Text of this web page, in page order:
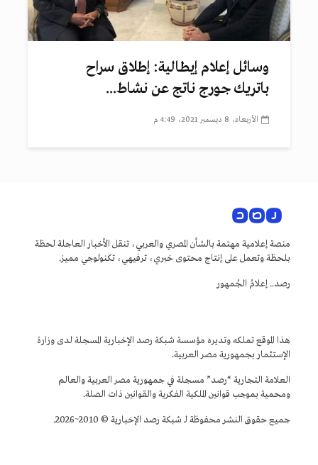
وسائل إعلام إيطالية: إطلاق سراح
باتريك جورج ناتج عن نشاط...
الأربعاء، 8 ديسمبر 2021، 4:49 م
منصة إعلامية مهتمة بالشأن المصري والعربي، تنقل الأخبار العاجلة لحظة
بلحظة وتعمل على إنتاج محتوى خبري، ترفيهي، تكنولوجي مميز.
رصد.. إعلامُ الجُمهور
هذا الموقع تملكه وتديره مؤسسة شبكة رصد الإخبارية المسجلة لدى وزارة
الإستثمار بجمهورية مصر العربية.
العلامة التجارية “رصد” مسجلة في جمهورية مصر العربية والعالم
ومحمية بموجب قوانين الملكية الفكرية والقوانين ذات الصلة.
جميع حقوق النشر محفوظة لـ شبكة رصد الإخبارية © 2010~2026.